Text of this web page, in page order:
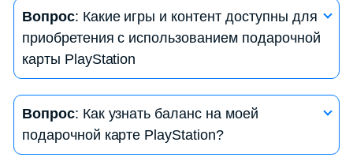
PlayStation на своем аккаунте, вам нужно:
— Зайти в свой аккаунт PlayStation Network
(PSN).
— Выбрать «Использовать код» или «Пополнить
— Ввести код с вашей подарочной карты.
Вопрос: Какие игры и контент доступны для
приобретения с использованием подарочной
карты PlayStation
Ответ: С помощью подарочной карты
PlayStation вы можете приобрести игры,
дополнительный контент, виртуальные товары, а
Вопрос: Как узнать баланс на моей
подарочной карте PlayStation?